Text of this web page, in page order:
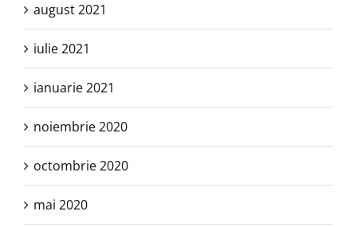
august 2021
iulie 2021
ianuarie 2021
noiembrie 2020
octombrie 2020
mai 2020